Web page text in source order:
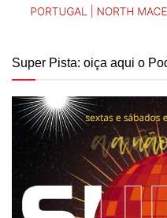
Super Pista: oiça aqui o